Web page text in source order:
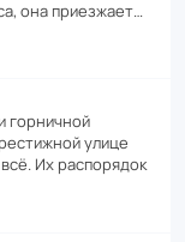
она приезжает…
горни­чной
улице
Их распо­рядок